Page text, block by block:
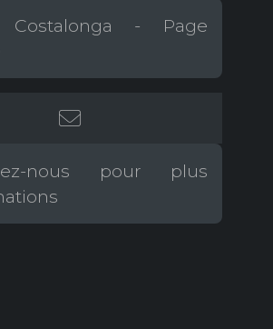
Costalonga - Page
nous pour plus